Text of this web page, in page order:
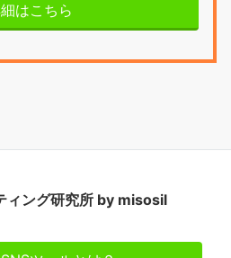
はこちら
ィング研究所 by misosil